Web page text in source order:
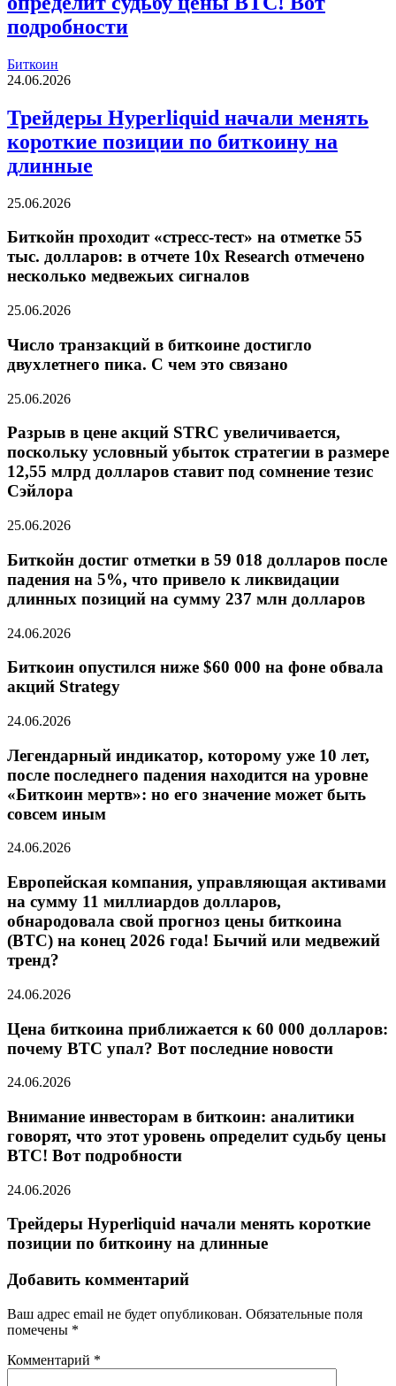
подробности
Биткоин
24.06.2026
Трейдеры Hyperliquid начали менять
короткие позиции по биткоину на
длинные
25.06.2026
Биткойн проходит «стресс-тест» на отметке 55
тыс. долларов: в отчете 10x Research отмечено
несколько медвежьих сигналов
25.06.2026
Число транзакций в биткоине достигло
двухлетнего пика. С чем это связано
25.06.2026
Разрыв в цене акций STRC увеличивается,
поскольку условный убыток стратегии в размере
12,55 млрд долларов ставит под сомнение тезис
Сэйлора
25.06.2026
Биткойн достиг отметки в 59 018 долларов после
падения на 5%, что привело к ликвидации
длинных позиций на сумму 237 млн долларов
24.06.2026
Биткоин опустился ниже $60 000 на фоне обвала
акций Strategy
24.06.2026
Легендарный индикатор, которому уже 10 лет,
после последнего падения находится на уровне
«Биткоин мертв»: но его значение может быть
совсем иным
24.06.2026
Европейская компания, управляющая активами
на сумму 11 миллиардов долларов,
обнародовала свой прогноз цены биткоина
(BTC) на конец 2026 года! Бычий или медвежий
тренд?
24.06.2026
Цена биткоина приближается к 60 000 долларов:
почему BTC упал? Вот последние новости
24.06.2026
Внимание инвесторам в биткоин: аналитики
говорят, что этот уровень определит судьбу цены
BTC! Вот подробности
24.06.2026
Трейдеры Hyperliquid начали менять короткие
позиции по биткоину на длинные
Добавить комментарий
Ваш адрес email не будет опубликован. Обязательные поля
помечены *
Комментарий *